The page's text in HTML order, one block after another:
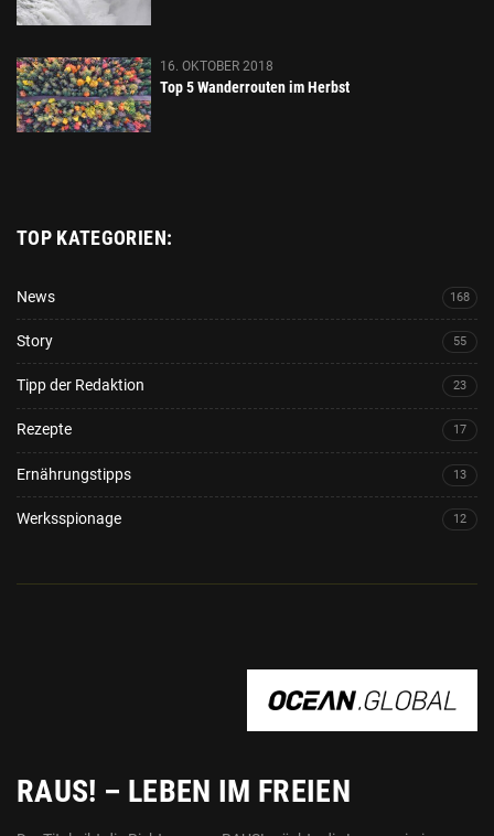
16. OKTOBER 2018
Top 5 Wanderrouten im Herbst
TOP KATEGORIEN:
News 168
Story 55
Tipp der Redaktion 23
Rezepte 17
Ernährungstipps 13
Werksspionage 12
RAUS! – LEBEN IM FREIEN